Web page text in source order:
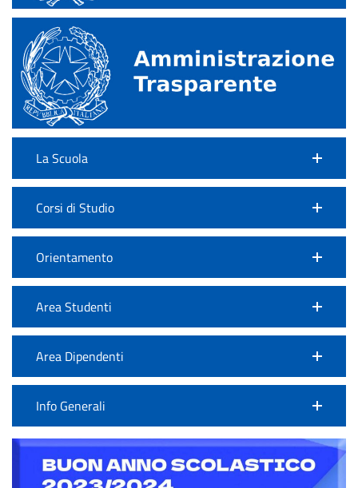
La Scuola
Corsi di Studio
Orientamento
Area Studenti
Area Dipendenti
Info Generali